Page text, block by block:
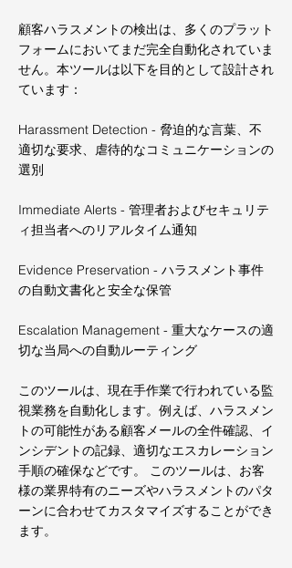
顧客ハラスメントの検出は、多くのプラット
フォームにおいてまだ完全自動化されていま
せん。本ツールは以下を目的として設計され
ています：
Harassment Detection - 脅迫的な言葉、不
適切な要求、虐待的なコミュニケーションの
選別
Immediate Alerts - 管理者およびセキュリテ
ィ担当者へのリアルタイム通知
Evidence Preservation - ハラスメント事件
の自動文書化と安全な保管
Escalation Management - 重大なケースの適
切な当局への自動ルーティング
このツールは、現在手作業で行われている監
視業務を自動化します。例えば、ハラスメン
トの可能性がある顧客メールの全件確認、イ
ンシデントの記録、適切なエスカレーション
手順の確保などです。 このツールは、お客
様の業界特有のニーズやハラスメントのパタ
ーンに合わせてカスタマイズすることができ
ます。